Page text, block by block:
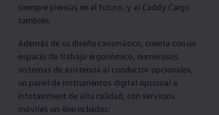
siempre piensas en el futuro, y el Caddy Cargo
también.
Además de su diseño carismático, cuenta con un
espacio de trabajo ergonómico, numerosos
sistemas de asistencia al conductor opcionales,
un panel de instrumentos digital opcional e
infotainment de alta calidad, con servicios
móviles on-line ncluidos: